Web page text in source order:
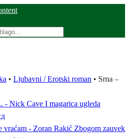
• Ljubavni / Erotski roman • Srna –
I magarica ugleda
Zbogom zauvek